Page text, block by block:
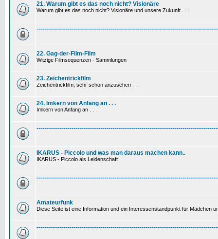
21. Warum gibt es das noch nicht? Visionäre
Warum gibt es das noch nicht? Visionäre und unsere Zukunft . . .
22. Gag-der-Film-Film
Witzige Filmsequenzen - Sammlungen
23. Zeichentrickfilm
Zeichentrickfilm, sehr schön anzusehen . . .
24. Imkern von Anfang an . . .
Imkern von Anfang an . . .
IKARUS - Piccolo und was man daraus machen kann..
IKARUS - Piccolo als Leidenschaft
Amateurfunk
Diese Seite ist eine Information und ein Interessenstandpunkt für Mädchen